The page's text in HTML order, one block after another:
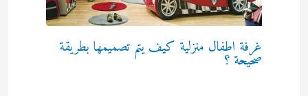
غرفة اطفال منزلية كيف يتم تصميمها بطريقة
صحيحة ؟